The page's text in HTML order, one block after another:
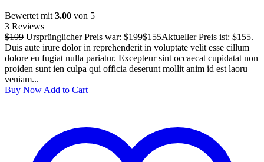
Bewertet mit 3.00 von 5
3 Reviews
$199 Ursprünglicher Preis war: $199$155Aktueller Preis ist: $155.
Duis aute irure dolor in reprehenderit in voluptate velit esse cillum
dolore eu fugiat nulla pariatur. Excepteur sint occaecat cupidatat non
proiden sunt ien culpa qui officia deserunt mollit anim id est laoru
veniam...
Buy Now Add to Cart